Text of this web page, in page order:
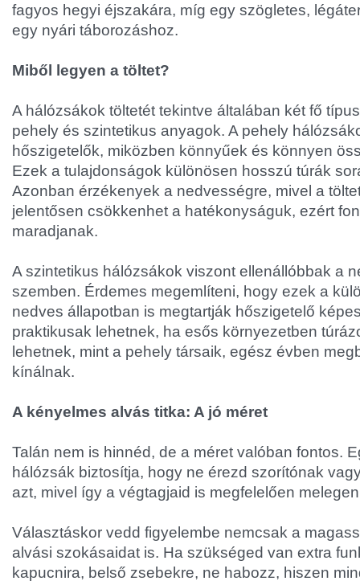
fagyos hegyi éjszakára, míg egy szögletes,
egy nyári táborozáshoz.
Miből legyen a töltet?
A hálózsákok töltetét tekintve általában két fő
pehely és szintetikus anyagok. A pehely
hőszigetelők, miközben könnyűek és könnyen
Ezek a tulajdonságok különösen hosszú túrák
Azonban érzékenyek a nedvességre, mivel a
jelentősen csökkenhet a hatékonyságuk, ezért
maradjanak.
A szintetikus hálózsákok viszont ellenállóbbak a
szemben. Érdemes megemlíteni, hogy ezek a
nedves állapotban is megtartják hőszigetelő
praktikusak lehetnek, ha esős környezetben
lehetnek, mint a pehely társaik, egész évben
kínálnak.
A kényelmes alvás titka: A jó méret
Talán nem is hinnéd, de a méret valóban fontos.
hálózsák biztosítja, hogy ne érezd szorítónak
azt, mivel így a végtagjaid is megfelelően
Választáskor vedd figyelembe nemcsak a
alvási szokásaidat is. Ha szükséged van extra
kapucnira, belső zsebekre, ne habozz, hiszen